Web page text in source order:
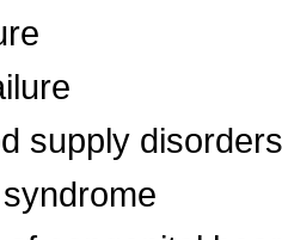
supply